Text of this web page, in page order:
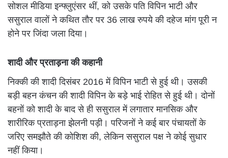
सोशल मीडिया इन्फ्लुएंसर थीं, को उसके पति विपिन भाटी और
ससुराल वालों ने कथित तौर पर 36 लाख रुपये की दहेज मांग पूरी न
होने पर जिंदा जला दिया।
शादी और प्रताड़ना की कहानी
निक्की की शादी दिसंबर 2016 में विपिन भाटी से हुई थी। उसकी
बड़ी बहन कंचन की शादी विपिन के बड़े भाई रोहित से हुई थी। दोनों
बहनों को शादी के बाद से ही ससुराल में लगातार मानसिक और
शारीरिक प्रताड़ना झेलनी पड़ी। परिजनों ने कई बार पंचायतों के
जरिए समझौते की कोशिश की, लेकिन ससुराल पक्ष ने कोई सुधार
नहीं किया।